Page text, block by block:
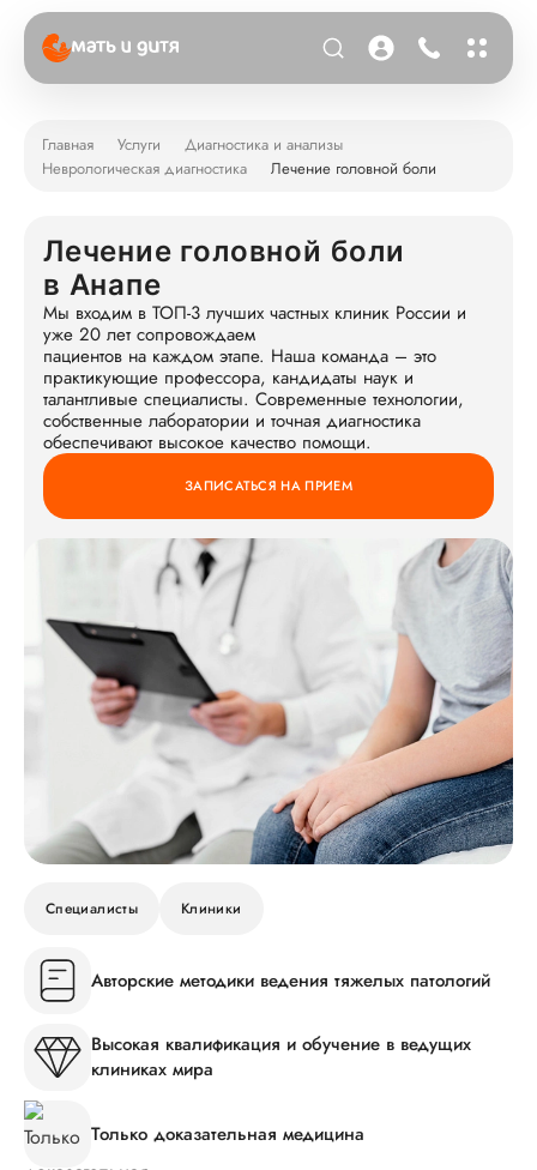
Главная Услуги
Диагностика и анализы
Неврологическая диагностика
Лечение головной боли
Лечение головной боли
в Анапе
Мы входим в ТОП-3 лучших частных клиник России и
уже 20 лет сопровождаем
пациентов на каждом этапе. Наша команда – это
практикующие профессора, кандидаты наук и
талантливые специалисты. Современные технологии,
собственные лаборатории и точная диагностика
обеспечивают высокое качество помощи.
ЗАПИСАТЬСЯ НА ПРИЕМ
Специалисты Клиники
Авторские методики ведения тяжелых патологий
Высокая квалификация и обучение в ведущих
клиниках мира
Только доказательная медицина